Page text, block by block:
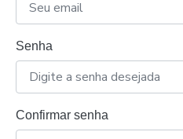
Senha
Confirmar senha